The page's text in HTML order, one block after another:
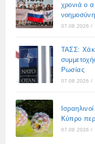
χρονιά ο
νοημοσύνη
07.08.2026 /
ΤΑΣΣ:
Ρωσίας
07.08.2026 /
Κύπρο
07.08.2026 /